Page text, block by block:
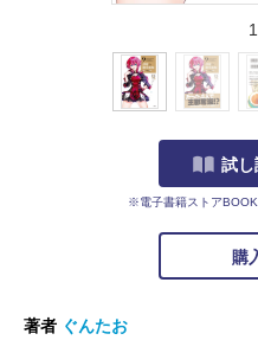
1
試し
※電子書籍ストア
購
著者 ぐんたお